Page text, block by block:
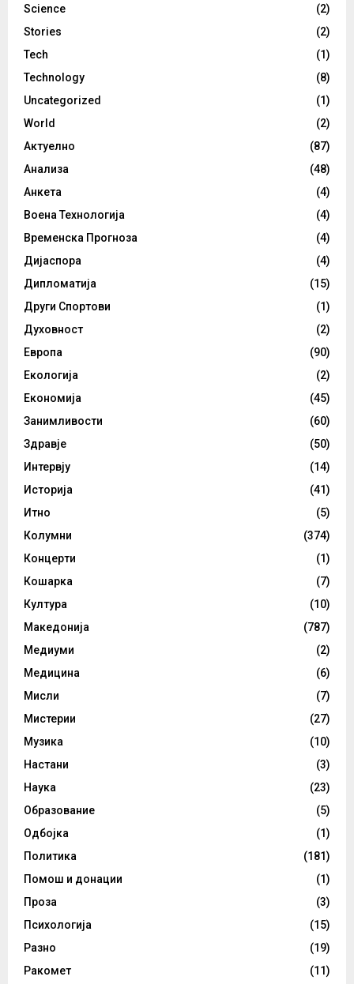
Science
(2)
Stories
(2)
Tech
(1)
Technology
(8)
Uncategorized
(1)
World
(2)
Актуелно
(87)
Анализа
(48)
Анкета
(4)
Воена Технологија
(4)
Временска Прогноза
(4)
Дијаспора
(4)
Дипломатија
(15)
Други Спортови
(1)
Духовност
(2)
Европа
(90)
Екологија
(2)
Економија
(45)
Занимливости
(60)
Здравје
(50)
Интервју
(14)
Историја
(41)
Итно
(5)
Колумни
(374)
Концерти
(1)
Кошарка
(7)
Култура
(10)
Македонија
(787)
Медиуми
(2)
Медицина
(6)
Мисли
(7)
Мистерии
(27)
Музика
(10)
Настани
(3)
Наука
(23)
Образование
(5)
Одбојка
(1)
Политика
(181)
Помош и донации
(1)
Проза
(3)
Психологија
(15)
Разно
(19)
Ракомет
(11)